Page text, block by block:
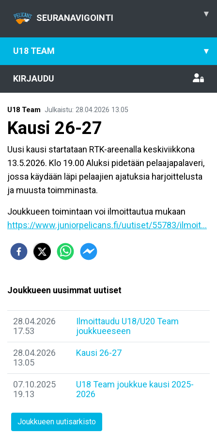
SEURANAVIGOINTI ▾
U18 TEAM ▾
KIRJAUDU
U18 Team Julkaistu: 28.04.2026 13.05
Kausi 26-27
Uusi kausi startataan RTK-areenalla keskiviikkona
13.5.2026. Klo 19.00 Aluksi pidetään pelaajapalaveri,
jossa käydään läpi pelaajien ajatuksia harjoittelusta
ja muusta toimminasta.
Joukkueen toimintaan voi ilmoittautua mukaan
https://www.juniorpelicans.fi/uutiset/55783/ilmoit...
Joukkueen uusimmat uutiset
28.04.2026
17.53
Ilmoittaudu U18/U20 Team
joukkueeseen
28.04.2026
13.05
Kausi 26-27
07.10.2025
19.13
U18 Team joukkue kausi 2025-
2026
Joukkueen uutisarkisto